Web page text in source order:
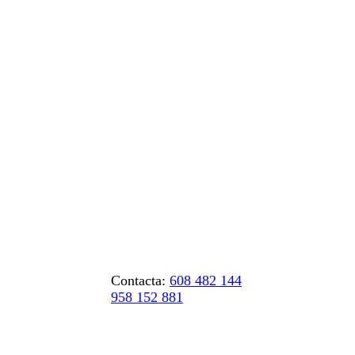
Contacta: 608 482 144
958 152 881